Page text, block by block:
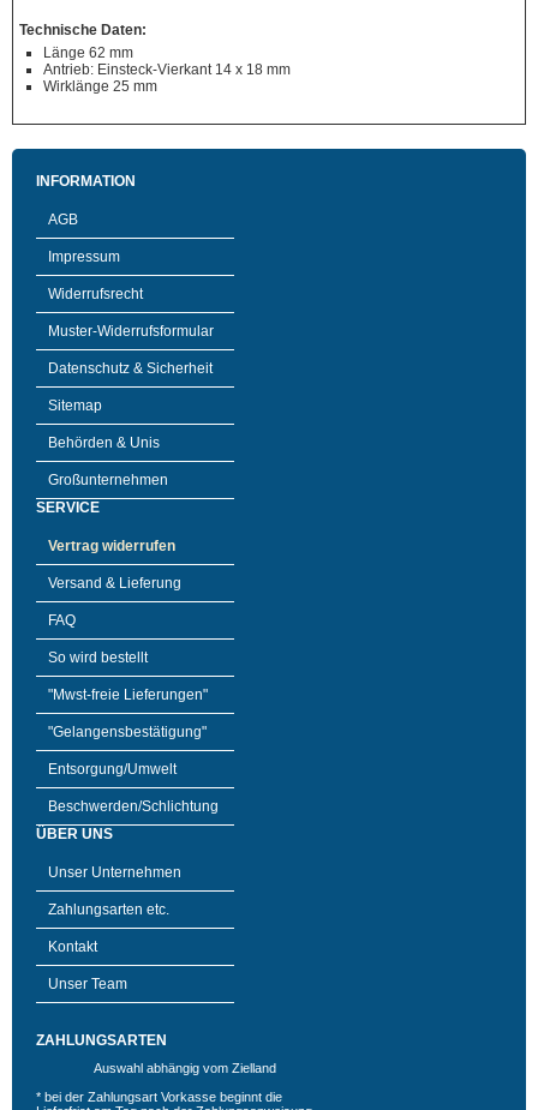
Technische Daten:
Länge 62 mm
Antrieb: Einsteck-Vierkant 14 x 18 mm
Wirklänge 25 mm
INFORMATION
AGB
Impressum
Widerrufsrecht
Muster-Widerrufsformular
Datenschutz & Sicherheit
Sitemap
Behörden & Unis
Großunternehmen
SERVICE
Vertrag widerrufen
Versand & Lieferung
FAQ
So wird bestellt
"Mwst-freie Lieferungen"
"Gelangensbestätigung"
Entsorgung/Umwelt
Beschwerden/Schlichtung
ÜBER UNS
Unser Unternehmen
Zahlungsarten etc.
Kontakt
Unser Team
ZAHLUNGSARTEN
Auswahl abhängig vom Zielland
* bei der Zahlungsart Vorkasse beginnt die